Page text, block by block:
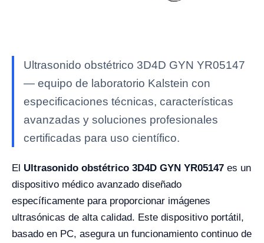
Ultrasonido obstétrico 3D4D GYN YR05147
— equipo de laboratorio Kalstein con
especificaciones técnicas, características
avanzadas y soluciones profesionales
certificadas para uso científico.
El Ultrasonido obstétrico 3D4D GYN YR05147 es un
dispositivo médico avanzado diseñado
específicamente para proporcionar imágenes
ultrasónicas de alta calidad. Este dispositivo portátil,
basado en PC, asegura un funcionamiento continuo de